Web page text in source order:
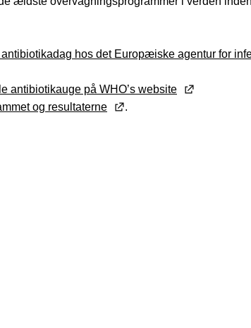
hos det Europæiske agentur for
antibiotikauge på WHO’s website
og resultaterne .